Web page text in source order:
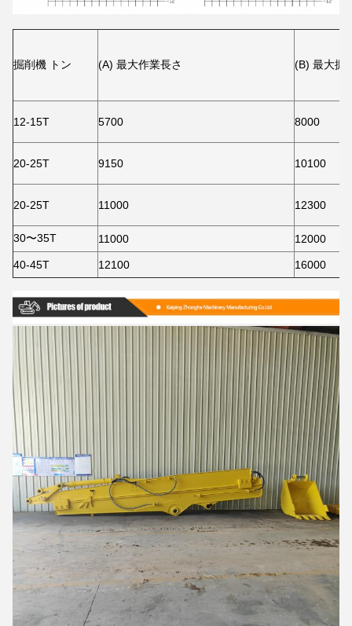
掘削機 トン (A) 最大作業長さ (B) 最大掘
12-15T 5700 8000
20-25T 9150 10100
20-25T 11000 12300
30〜35T 11000 12000
40-45T 12100 16000